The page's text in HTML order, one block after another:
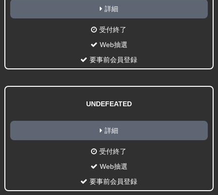
詳細
受付終了
Web抽選
要事前会員登録
UNDEFEATED
詳細
受付終了
Web抽選
要事前会員登録